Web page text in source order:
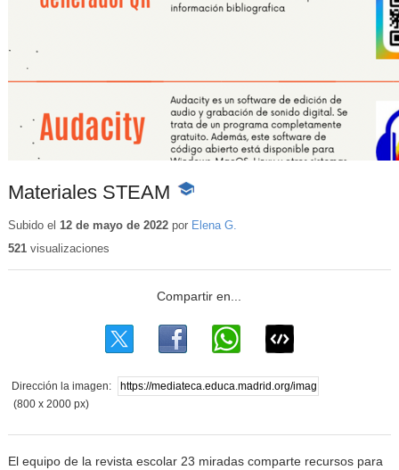
Materiales STEAM
-
educativo
Subido el 12 de mayo de 2022por Elena G.
521visualizaciones
Dirección la imagen:
(800 x 2000 px)
El equipo de la revista escolar 23 miradas comparte recursos para